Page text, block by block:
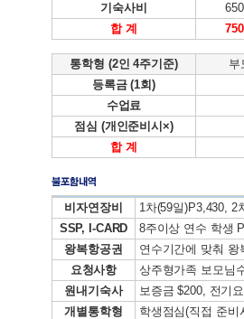
기숙사비
합 계
통학형 (2인 4주기준)
부
등록금 (1회)
수업료
점심 (개인준비시×)
합 계
비자연장비
1차(59일)P3,430, 2
SSP, I-CARD
8주이상 연수 학생
왕복항공권
연수기간에 맞춰 왕
요청사항
상주형가족 보모님
원내기숙사
보증금 $200, 전기
개별통학형
학생점심(직접 준